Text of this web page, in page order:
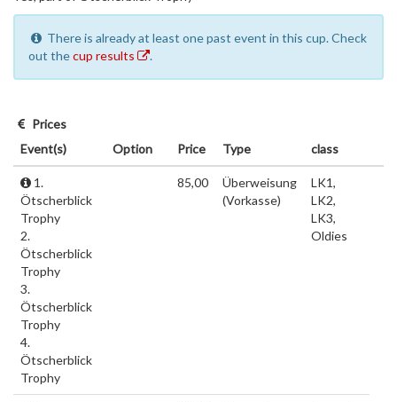
There is already at least one past event in this cup. Check
out thecup results .
Prices
Event(s)
Option Price Type class
1.
Ötscherblick
Trophy
2.
Ötscherblick
Trophy
3.
Ötscherblick
Trophy
4.
Ötscherblick
Trophy
85,00
Überweisung
(Vorkasse)
LK1,
LK2,
LK3,
Oldies